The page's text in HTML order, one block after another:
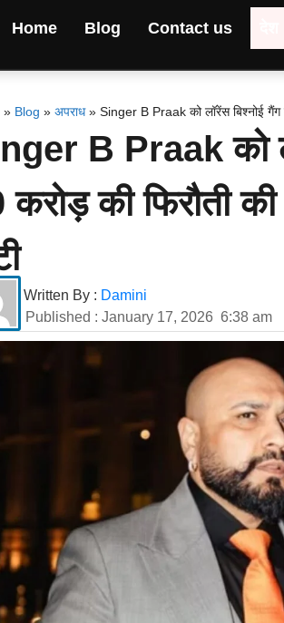
Home Blog Contact us
» Blog » अपराध» Singer B Praak को लॉरेंस बिश्नोई
B Praak को
करोड़ की फिरौती
Written By : Damini
Published :January 17, 2026 6:38 am